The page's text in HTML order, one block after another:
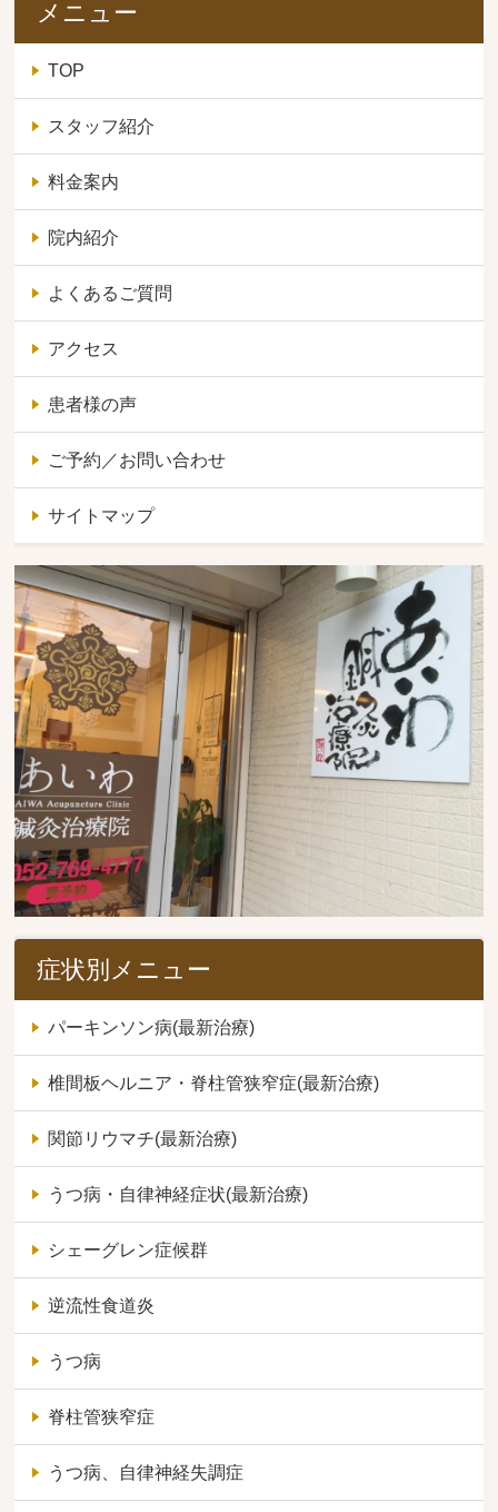
メニュー
TOP
スタッフ紹介
料金案内
院内紹介
よくあるご質問
アクセス
患者様の声
ご予約／お問い合わせ
サイトマップ
症状別メニュー
パーキンソン病(最新治療)
椎間板ヘルニア・脊柱管狭窄症(最新治療)
関節リウマチ(最新治療)
うつ病・自律神経症状(最新治療)
シェーグレン症候群
逆流性食道炎
うつ病
脊柱管狭窄症
うつ病、自律神経失調症